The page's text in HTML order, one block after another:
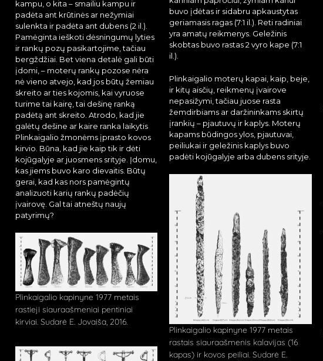
kampu, o kita – smailiu kampu ir
padėta ant krūtinės ar nežymiai
sulenkta ir padėta ant dubens (2 il.).
Pamėginta ieškoti dėsningumų lyties
ir rankų pozų pasikartojime, tačiau
bergždžiai. Bet viena detalė gali būti
įdomi, – moterų rankų pozose nėra
nė vieno atvejo, kad jos būtų žemiau
skreito ar ties kojomis, kai vyruose
turime tai kairę, tai dešinę ranką
padėtą ant skreito. Atrodo, kad jie
galėtų dešine ar kaire ranka laikytis
Plinkaigalio žmonėms įprasto kovos
kirvio. Būna, kad jie kaip tik ir dėti
kojūgalyje ar juosmens srityje. Įdomu,
kas jiems buvo karo dievaitis. Būtų
gerai, kad kas nors pamėgintų
analizuoti karių rankų padėčių
įvairovę. Gal tai atneštų naujų
patyrimų?
Plinkaigalio kapinyne 1977 metais
rastieji siauraašmeniai pentiniai
kirviai. Sudarė E. Jovaiša, 2016.
buvo įdėtas ir sidabru apkaustytas
geriamasis ragas (7:1 il.). Reti radiniai
yra amatų reikmenys. Geležinis
skobtas buvo rastas 2 vyro kape (7:1
il.).
Plinkaigalio moterų kapai, kaip, beje,
ir kitų aisčių, reikmenų įvairove
nepasižymi, tačiau juose rasta
žemdirbiams ar daržininkams skirtų
įrankių – pjautuvų ir kaplys. Moterų
kapams būdingos ylos, pjautuvai,
peiliukai ir geležinis kaplys buvo
padėti kojūgalyje arba dubens srityje.
Plinkaigalio kapinyne 1977 metais
rastais siauraašmenis kalavijas (16
kapas) ir kovos peiliai. Sudarė E.